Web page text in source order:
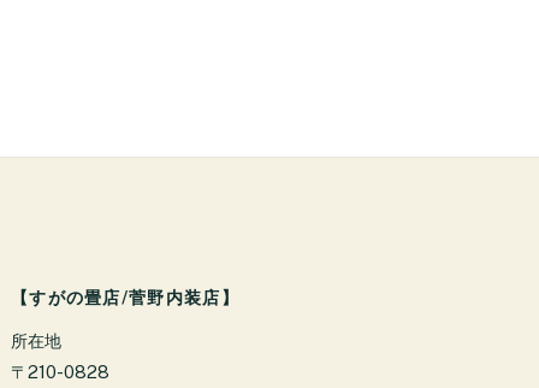
【すがの畳店/菅野内装店】
所在地
〒210-0828